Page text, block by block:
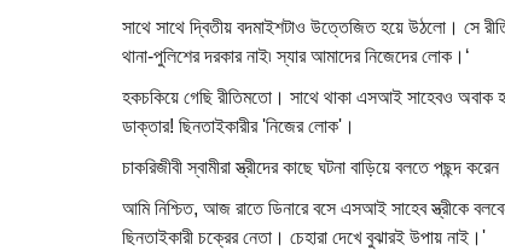
সাথে সাথে দ্বিতীয় বদমাইশটাও উত্তেজিত হয়ে উঠলো। সে
থানা-পুলিশের দরকার নাই৷ স্যার আমাদের নিজেদের লোক।‘
হকচকিয়ে গেছি রীতিমতো। সাথে থাকা এসআই সাহেবও অবাক
ডাক্তার! ছিনতাইকারীর 'নিজের লোক'।
চাকরিজীবী স্বামীরা স্ত্রীদের কাছে ঘটনা বাড়িয়ে বলতে পছন্দ
আমি নিশ্চিত, আজ রাতে ডিনারে বসে এসআই সাহেব স্ত্রীকে
ছিনতাইকারী চক্রের নেতা। চেহারা দেখে বুঝারই উপায় নাই।'